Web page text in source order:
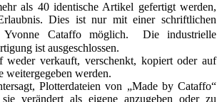
als 40 identische Artikel gefertigt werden,
Dies ist nur mit einer schriftlichen
Yvonne Cataffo möglich. Die industrielle
ist ausgeschlossen.
weder verkauft, verschenkt, kopiert oder auf
weitergegeben werden.
Plotterdateien von „Made by Cataffo“
verändert als eigene anzugeben oder zu